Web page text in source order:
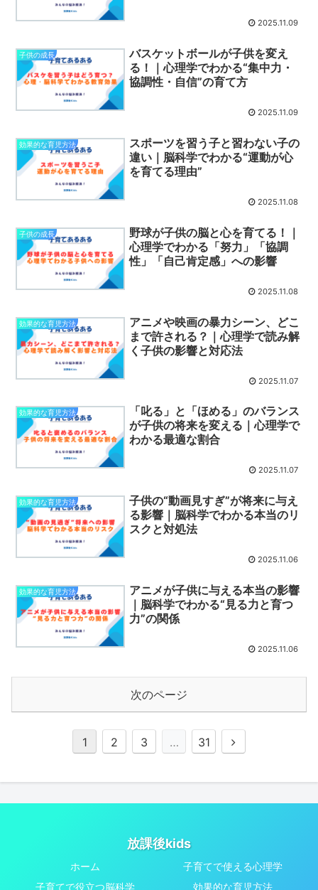
2025.11.09
子供の成長
バスケットボールが子供を変え
る！｜心理学でわかる“集中力・
協調性・自信”の育て方
2025.11.09
効果的な育児方法
スポーツを習う子と習わない子の
違い｜脳科学でわかる“運動が心
を育てる理由”
2025.11.08
子供の成長
野球が子供の脳と心を育てる！｜
心理学でわかる「努力」「協調
性」「自己肯定感」への影響
2025.11.08
効果的な育児方法
アニメや映画の暴力シーン、どこ
まで許される？｜心理学で読み解
く子供の影響と対応法
2025.11.07
効果的な育児方法
「叱る」と「ほめる」のバランス
が子供の将来を変える｜心理学で
わかる最適な割合
2025.11.07
効果的な育児方法
子供の“動画見すぎ”が将来に与え
る影響｜脳科学でわかる本当のリ
スクと対処法
2025.11.06
効果的な育児方法
アニメが子供に与える本当の影響
｜脳科学でわかる“見る力と育つ
力”の関係
2025.11.06
次のページ
1 2 3 … 31
次
放課後kids
ホーム
子育てで使える心理学
子育てで役立つ脳科学
効果的な育児方法